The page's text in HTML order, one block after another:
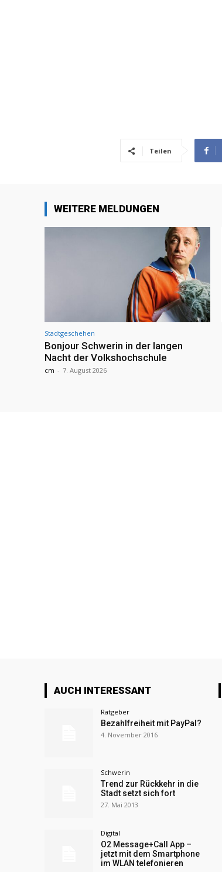
Teilen
WEITERE MELDUNGEN
Stadtgeschehen
Bonjour Schwerin in der langen
Nacht der Volkshochschule
cm - 7. August 2026
AUCH INTERESSANT
Ratgeber
Bezahlfreiheit mit PayPal?
4. November 2016
Schwerin
Trend zur Rückkehr in die
Stadt setzt sich fort
27. Mai 2013
Digital
O2 Message+Call App –
jetzt mit dem Smartphone
im WLAN telefonieren